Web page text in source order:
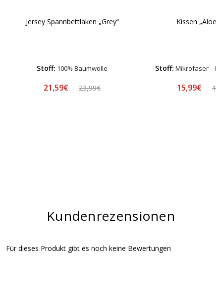
Jersey Spannbettlaken „Grey“
Stoff: 100% Baumwolle
21,59€ 23,99€
Kissen „Aloe
Stoff: Mikrofaser –
15,99€
Kundenrezensionen
Für dieses Produkt gibt es noch keine Bewertungen